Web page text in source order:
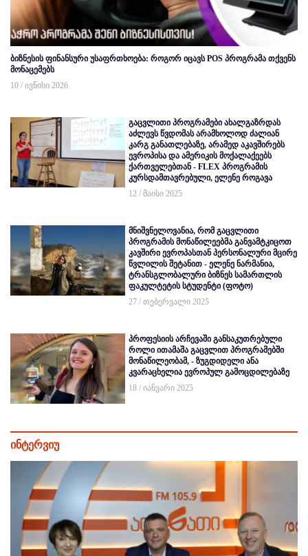
ბიზნესის ფინანსური უსაფრთხოება: როგორ იცავს POS პროგრამა თქვენს
მონაცემებს
10 / ივნისი 2026
გაცვლითი პროგრამები ახალგაზრდას
აძლევს წვდომას არამხოლოდ ძალიან
კარგ განათლებაზე, არამედ აკავშირებს
ევროპისა და ამერიკის მოქალაქეებს
ქართველებთან - FLEX პროგრამის
კურსდამთავრებული, ელენე როგავა
12 / მაისი 2025
მნიშვნელოვანია, რომ გაცვლითი
პროგრამის მონაწილეებმა განვამტკიცოთ
კავშირი ევროპასთან პერსონალური მცირე
წვლილის შეტანით - ელენე ნარმანია,
ტრანსგლობალური ბიზნეს სამართლის
ფაკულტეტის სტუდენტი (ფოტო)
27 / თებერვალი 2025
პროფესიის არჩევაში განსაკუთრებული
როლი ითამაშა გაცვლით პროგრამებში
მონაწილეობამ, - ზუგდიდელი ანა
კვარაცხელია ევროპულ გამოცდილებაზე
18 / იანვარი 2025
ინტერვიუ